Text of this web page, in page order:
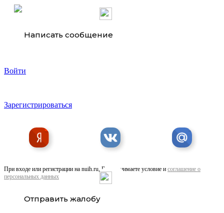
Гвоздь F30 для пневматического пистолета в . ..
Написать сообщение
Войти
Зарегистрироваться
При входе или регистрации на nuih.ru, Вы принимаете условие и соглашение о
персональных данных
Отправить жалобу